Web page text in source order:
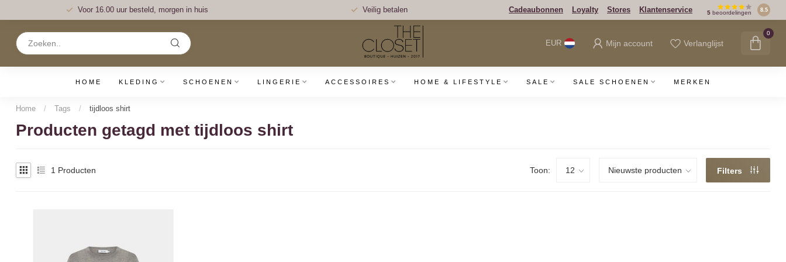
Voor 16.00 uur besteld, morgen in huis Veilig betalen Cadeaubonnen Loyalty Stores Klantenservice 5 beoordelingen 8.5
EUR Mijn account Verlanglijst
0
HOME KLEDING SCHOENEN LINGERIE ACCESSOIRES HOME & LIFESTYLE SALE SALE SCHOENEN MERKEN
Home / Tags / tijdloos shirt
Producten getagd met tijdloos shirt
1 Producten Toon: Filters